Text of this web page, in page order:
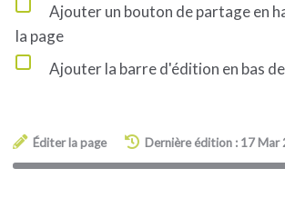
Ajouter un bouton de partage en
la page
Ajouter la barre d'édition en bas
Éditer la page Dernière édition : 17 Mar